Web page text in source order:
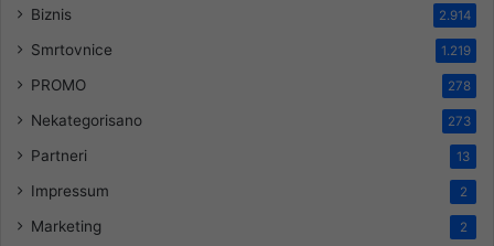
Biznis 2.914
Smrtovnice 1.219
PROMO 278
Nekategorisano 273
Partneri 13
Impressum 2
Marketing 2